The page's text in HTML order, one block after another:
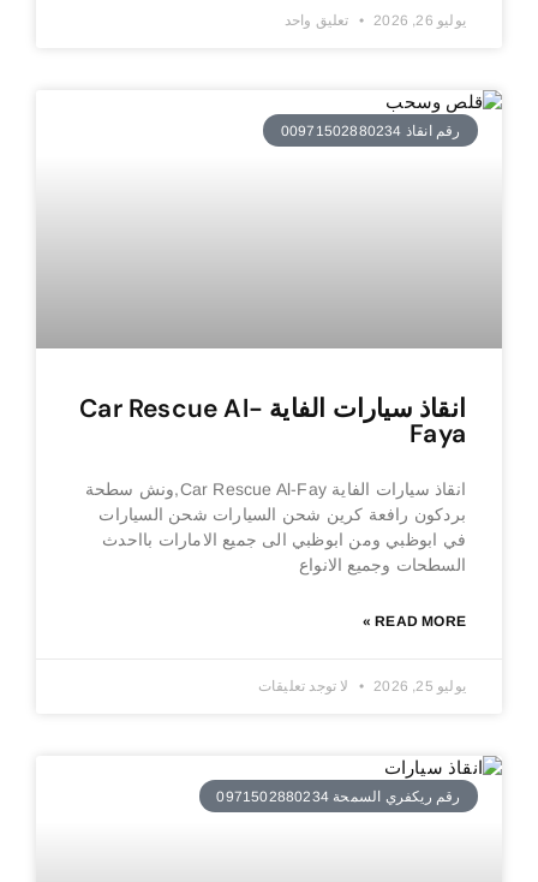
يوليو 26, 2026 تعليق واحد
رقم انقاذ 00971502880234
انقاذ سيارات الفاية Car Rescue Al-
Faya
انقاذ سيارات الفاية Car Rescue Al-Fay,ونش سطحة
بردكون رافعة كرين شحن السيارات شحن السيارات
في ابوظبي ومن ابوظبي الى جميع الامارات بااحدث
السطحات وجميع الانواع
READ MORE »
يوليو 25, 2026 لا توجد تعليقات
رقم ريكفري السمحة 0971502880234